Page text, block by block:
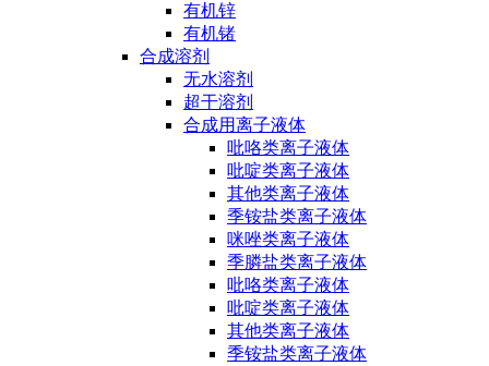
有机锌
有机锗
合成溶剂
无水溶剂
超干溶剂
合成用离子液体
吡咯类离子液体
吡啶类离子液体
其他类离子液体
季铵盐类离子液体
咪唑类离子液体
季膦盐类离子液体
吡咯类离子液体
吡啶类离子液体
其他类离子液体
季铵盐类离子液体